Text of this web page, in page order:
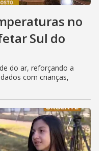
no
Sul do
do ar, reforçando a
com crianças,